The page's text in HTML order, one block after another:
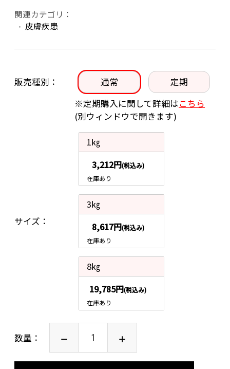
関連カテゴリ：
皮膚疾患
販売種別 通常
定期
※定期購入に関して詳細はこちら
(別ウィンドウで開きます)
サイズ
1㎏
3,212円(税込み)
在庫あり
3㎏
8,617円(税込み)
在庫あり
8㎏
19,785円(税込み)
在庫あり
数量：